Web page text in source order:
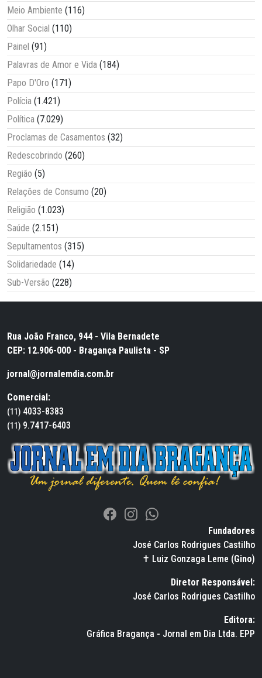
Meio Ambiente (116)
Olhar Social (110)
Painel (91)
Palavras de Amor e Vida (184)
Papo D'Oro (171)
Polícia (1.421)
Política (7.029)
Proclamas de Casamentos (32)
Redescobrindo (260)
Região (5)
Relações de Consumo (20)
Religião (1.023)
Saúde (2.151)
Sepultamentos (315)
Solidariedade (14)
Sub-Versão (228)
Rua João Franco, 944 - Vila Bernadete
CEP: 12.906-000 - Bragança Paulista - SP
jornal@jornalemdia.com.br
Comercial:
(11) 4033-8383
(11) 9.7417-6403
Fundadores
José Carlos Rodrigues Castilho
✝ Luiz Gonzaga Leme (Gino)
Diretor Responsável:
José Carlos Rodrigues Castilho
Editora:
Gráfica Bragança - Jornal em Dia Ltda. EPP